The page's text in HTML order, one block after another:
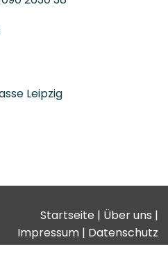
Leipzig
Startseite | Über uns |
Impressum | Datenschutz